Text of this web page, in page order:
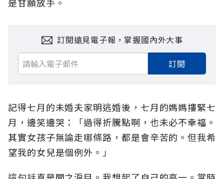
訂閱遠見電子報，掌握國內外大事
訂閱
記得七月的未婚夫家明逃婚後，七月的媽媽摟緊七
月，邊笑邊哭：「過得折騰點啊，也未必不幸福。
其實女孩子無論走哪條路，都是會辛苦的。但我希
望我的女兒是個例外。」